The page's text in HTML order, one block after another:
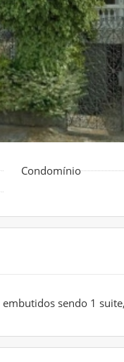
Condomínio
sendo 1